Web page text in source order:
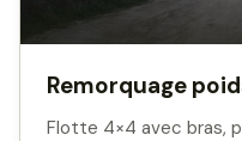
Remorquage
Flotte 4×4 avec bras,